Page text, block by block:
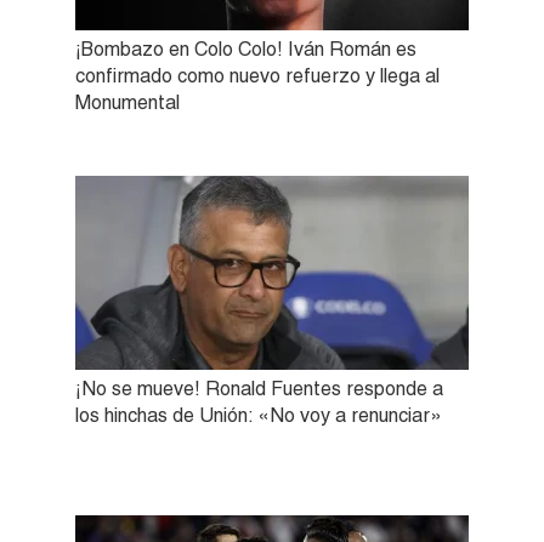
¡Bombazo en Colo Colo! Iván Román es
confirmado como nuevo refuerzo y llega al
Monumental
¡No se mueve! Ronald Fuentes responde a
los hinchas de Unión: «No voy a renunciar»